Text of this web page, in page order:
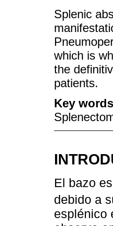
Splenic
which is
the
patients.
Key
El bazo
debido a
esplénico